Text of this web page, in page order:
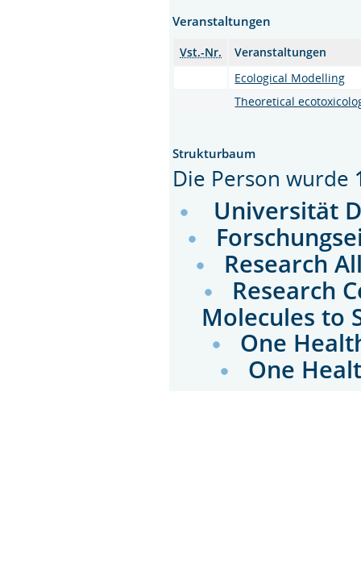
Veranstaltungen
Vst.-Nr.
Veranstaltungen
Ecological Modelling
Theoretical
Strukturbaum
Die Person wurde
Universität
Research
Research
Molecules to
One
One